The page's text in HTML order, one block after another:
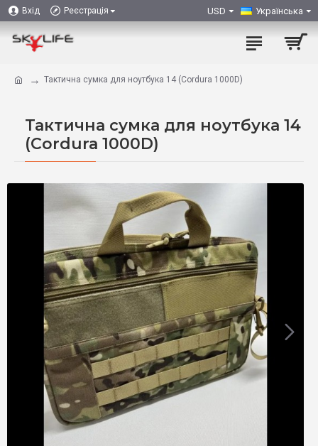
Вхід Реєстрація USD Українська
Тактична сумка для ноутбука 14 (Cordura 1000D)
Тактична сумка для ноутбука 14
(Cordura 1000D)